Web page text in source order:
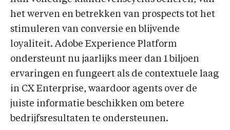
het werven en betrekken van prospects tot het
stimuleren van conversie en blijvende
loyaliteit. Adobe Experience Platform
ondersteunt nu jaarlijks meer dan 1 biljoen
ervaringen en fungeert als de contextuele laag
in CX Enterprise, waardoor agents over de
juiste informatie beschikken om betere
bedrijfsresultaten te ondersteunen.